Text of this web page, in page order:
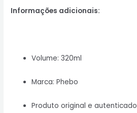
Informações adicionais:
Volume: 320ml
Marca: Phebo
Produto original e autenticado